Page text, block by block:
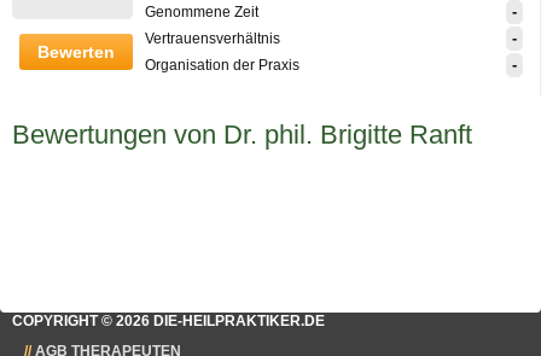
Bewerten
Genommene Zeit -
Vertrauensverhältnis -
Organisation der Praxis -
Bewertungen von Dr. phil. Brigitte Ranft
COPYRIGHT © 2026 DIE-HEILPRAKTIKER.DE
AGB THERAPEUTEN